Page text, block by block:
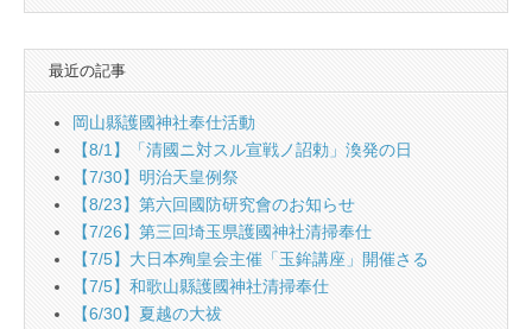
最近の記事
岡山縣護國神社奉仕活動
【8/1】「清國ニ対スル宣戦ノ詔勅」渙発の日
【7/30】明治天皇例祭
【8/23】第六回國防研究會のお知らせ
【7/26】第三回埼玉県護國神社清掃奉仕
【7/5】大日本殉皇会主催「玉鉾講座」開催さる
【7/5】和歌山縣護國神社清掃奉仕
【6/30】夏越の大祓